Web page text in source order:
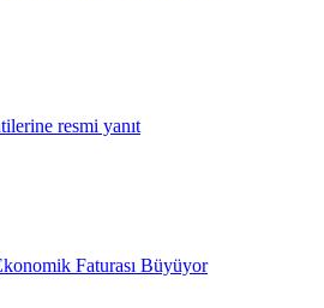
resmi yanıt
Faturası Büyüyor